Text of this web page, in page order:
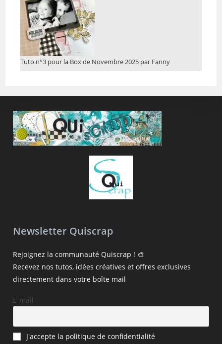
Tuto n°3 pour la Box de Novembre 2025 par Fanny
Newsletter Quiscrap
Rejoignez la communauté Quiscrap ! 🎨
Recevez nos tutos, idées créatives et offres exclusives
directement dans votre boîte mail
E-mail
J'accepte la politique de confidentialité